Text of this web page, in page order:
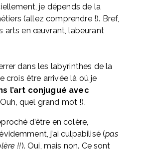
je dépends de la
(allez comprendre !). Bref,
arts en œuvrant, labeurant
dans les labyrinthes de la
crois être arrivée là où je
l’art conjugué avec
quel grand mot !).
d’être en colère,
j’ai culpabilisé (pas
!!). Oui, mais non. Ce sont